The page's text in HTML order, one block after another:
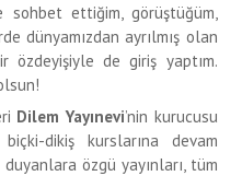
sohbet ettiğim, görüştüğüm,
dünyamızdan ayrılmış olan
özdeyişiyle de giriş yaptım.
Dilem Yayınevi’nin kurucusu
dikiş kurslarına devam
özgü yayınları, tüm